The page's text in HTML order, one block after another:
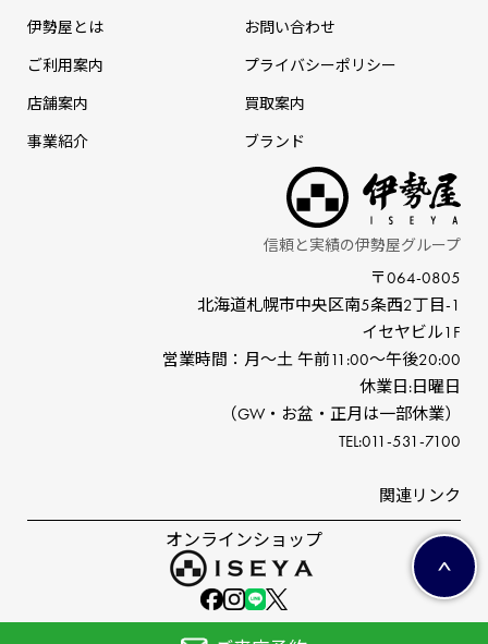
伊勢屋とは
ご利用案内
店舗案内
事業紹介
お問い合わせ
プライバシーポリシー
買取案内
ブランド
信頼と実績の伊勢屋グループ
〒064-0805
北海道札幌市中央区南5条⻄2丁⽬-1
イセヤビル1F
営業時間：⽉〜⼟ 午前11:00〜午後20:00
休業⽇:⽇曜⽇
（GW‧お盆‧正⽉は⼀部休業）
TEL:011-531-7100
関連リンク
オンラインショップ